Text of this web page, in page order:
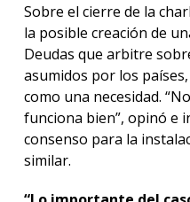
Sobre el cierre de la
la posible creación de
Deudas que arbitre
asumidos por los
como una necesidad.
funciona bien”, opinó e
consenso para la
similar.